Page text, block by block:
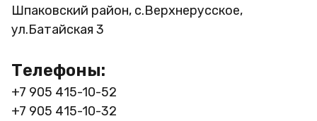
Шпаковский район, с.Верхнерусское,
ул.Батайская 3
Телефоны:
+7 905 415-10-52
+7 905 415-10-32